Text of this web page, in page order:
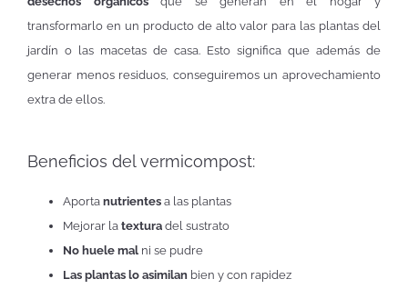
transformarlo en un producto de alto valor para las plantas del
jardín o las macetas de casa. Esto significa que además de
generar menos residuos, conseguiremos un aprovechamiento
extra de ellos.
Beneficios del vermicompost:
Aporta nutrientes a las plantas
Mejorar la textura del sustrato
No huele mal ni se pudre
Las plantas lo asimilan bien y con rapidez